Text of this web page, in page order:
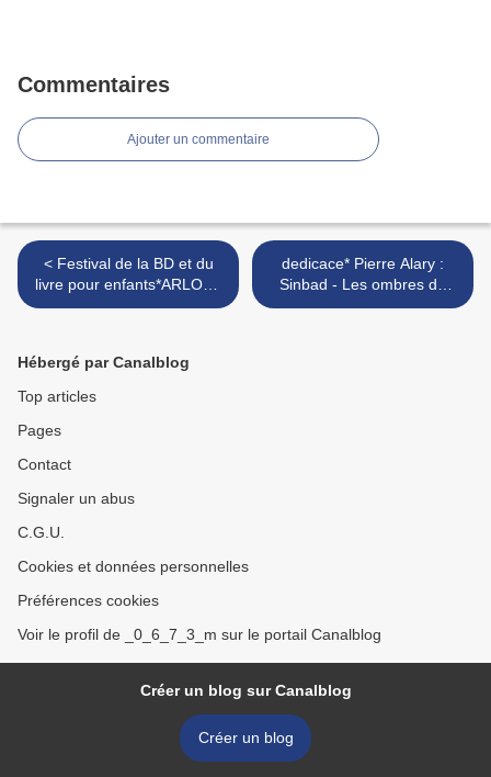
Commentaires
Ajouter un commentaire
< Festival de la BD et du
livre pour enfants*ARLON :
Belgique 2010
dedicace* Pierre Alary :
Sinbad - Les ombres du
harem * Librairie Le Lotus
Hébergé par Canalblog
Top articles
Pages
Contact
Signaler un abus
C.G.U.
Cookies et données personnelles
Préférences cookies
Voir le profil de _0_6_7_3_m sur le portail Canalblog
Créer un blog sur Canalblog
Créer un blog